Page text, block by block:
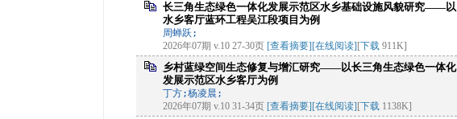
长三角生态绿色一体化发展示范区水乡基础设施风貌研究——以
水乡客厅蓝环工程吴江段项目为例
周蝉跃;
2026年07期 v.10 27-30页 [查看摘要][在线阅读] [下载 911K]
乡村蓝绿空间生态修复与增汇研究——以长三角生态绿色一体化
发展示范区水乡客厅为例
丁方;杨凌晨;
2026年07期 v.10 31-34页 [查看摘要][在线阅读] [下载 1138K]